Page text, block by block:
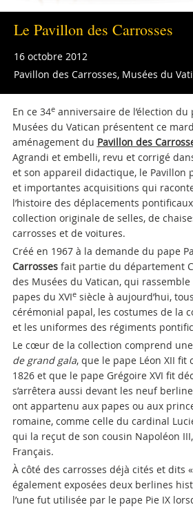
Le Pavillon des Carrosses
16 octobre 2012
Pavillon des Carrosses, Musées du
En ce 34eanniversaire de l’élection du
Musées du Vatican présentent ce
aménagement du Pavillon des
Agrandi et embelli, revu et corrigé
et son appareil didactique, le Pavillon
et importantes acquisitions qui
l’histoire des déplacements
collection originale de selles, de
carrosses et de voitures.
Créé en 1967 à la demande du pape
Carrossesfait partie du département
des Musées du Vatican, qui
papes du XVIesiècle à aujourd’hui,
cérémonial papal, les costumes de la
et les uniformes des régiments
Le cœur de la collection comprend
de grand gala, que le pape Léon XII fit
1826 et que le pape Grégoire XVI fit
s’arrêtera aussi devant les neuf
ont appartenu aux papes ou aux
romaine, comme celle du cardinal
qui la reçut de son cousin Napoléon
Français.
À côté des carrosses déjà cités et dits
également exposées deux berlines
l’une fut utilisée par le pape Pie IX